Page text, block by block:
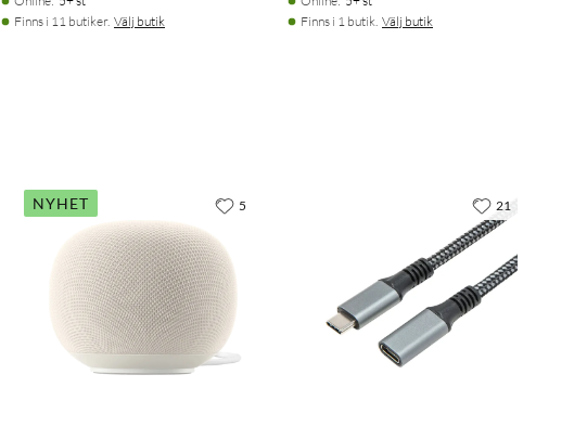
Finns i 11 butiker. Välj butik
Finns i 1 butik. Välj butik
NYHET 5 21